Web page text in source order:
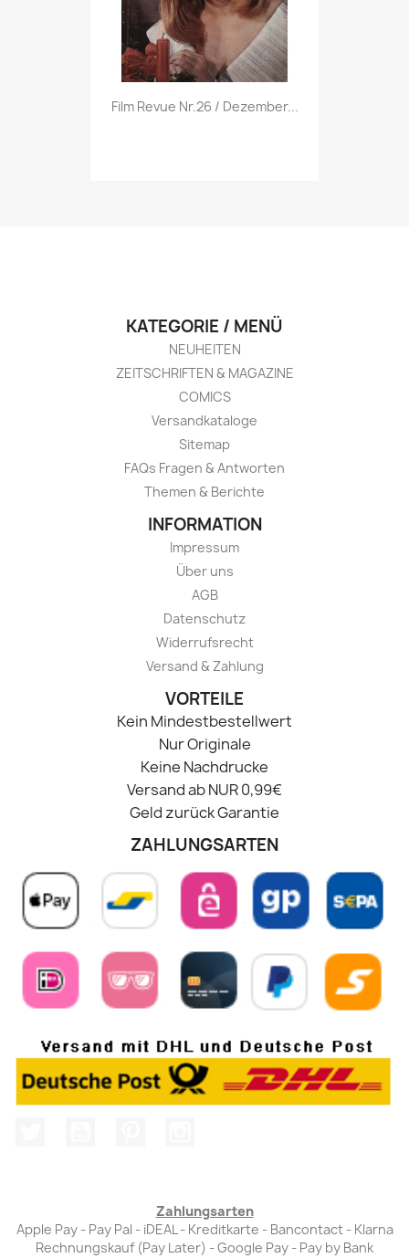
Vorschau
Film Revue Nr.26 / Dezember...
KATEGORIE / MENÜ
NEUHEITEN
ZEITSCHRIFTEN & MAGAZINE
COMICS
Versandkataloge
Sitemap
FAQs Fragen & Antworten
Themen & Berichte
INFORMATION
Impressum
Über uns
AGB
Datenschutz
Widerrufsrecht
Versand & Zahlung
VORTEILE
Kein Mindestbestellwert
Nur Originale
Keine Nachdrucke
Versand ab NUR 0,99€
Geld zurück Garantie
ZAHLUNGSARTEN
Zahlungsarten
Apple Pay - Pay Pal - iDEAL - Kreditkarte - Bancontact - Klarna
Rechnungskauf (Pay Later) - Google Pay - Pay by Bank